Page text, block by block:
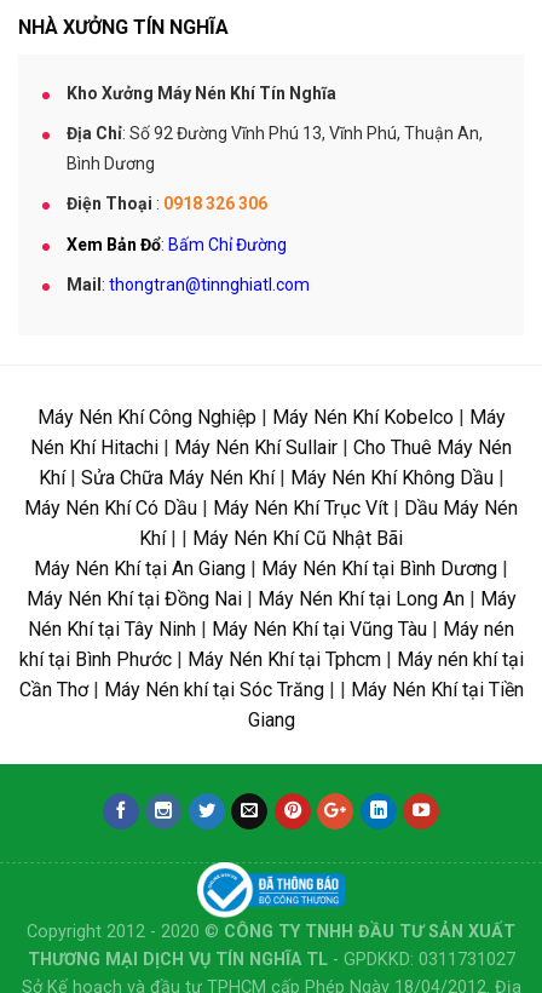
NHÀ XƯỞNG TÍN NGHĨA
Kho Xưởng Máy Nén Khí Tín Nghĩa
Địa Chỉ: Số 92 Đường Vĩnh Phú 13, Vĩnh Phú, Thuận An,
Bình Dương
Điện Thoại : 0918 326 306
Xem Bản Đổ: Bấm Chỉ Đường
Mail : thongtran@tinnghiatl.com
Máy Nén Khí Công Nghiệp| Máy Nén Khí Kobelco| Máy
Nén Khí Hitachi | Máy Nén Khí Sullair | Cho Thuê Máy Nén
Khí| Sửa Chữa Máy Nén Khí| Máy Nén Khí Không Dầu|
Máy Nén Khí Có Dầu | Máy Nén Khí Trục Vít | Dầu Máy Nén
Khí| | Máy Nén Khí Cũ Nhật Bãi
Máy Nén Khí tại An Giang | Máy Nén Khí tại Bình Dương |
Máy Nén Khí tại Đồng Nai| Máy Nén Khí tại Long An| Máy
Nén Khí tại Tây Ninh | Máy Nén Khí tại Vũng Tàu | Máy nén
khí tại Bình Phước| Máy Nén Khí tại Tphcm| Máy nén khí tại
Cần Thơ| Máy Nén khí tại Sóc Trăng| | Máy Nén Khí tại Tiền
Giang
Copyright 2012 - 2020 © CÔNG TY TNHH ĐẦU TƯ SẢN XUẤT
THƯƠNG MẠI DỊCH VỤ TÍN NGHĨA TL- GPDKKD: 0311731027
Sở Kế hoạch và đầu tư TPHCM cấp Phép Ngày 18/04/2012. Địa